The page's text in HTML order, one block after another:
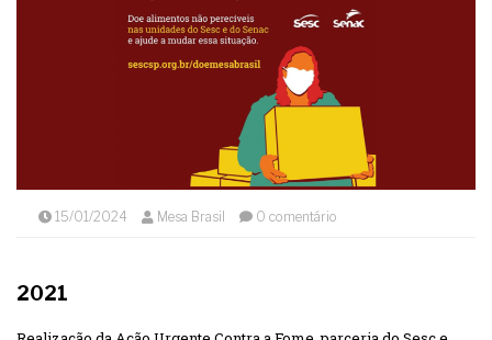
15/01/2024 Mesa Brasil 0 comentário
2021